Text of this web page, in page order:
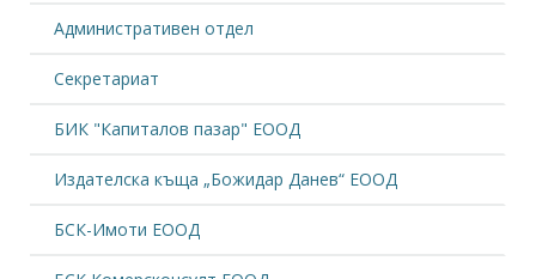
Административен отдел
Секретариат
БИК "Капиталов пазар" ЕООД
Издателска къща „Божидар Данев“ ЕООД
БСК-Имоти ЕООД